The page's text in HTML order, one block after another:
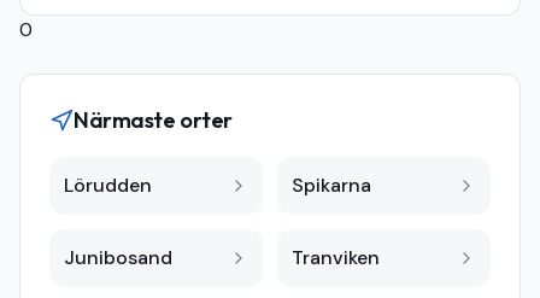
0
Närmaste orter
Lörudden Spikarna
Junibosand Tranviken